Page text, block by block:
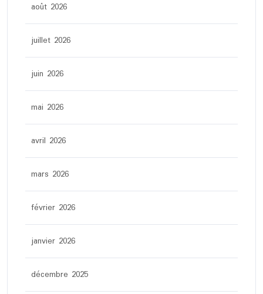
août 2026
juillet 2026
juin 2026
mai 2026
avril 2026
mars 2026
février 2026
janvier 2026
décembre 2025